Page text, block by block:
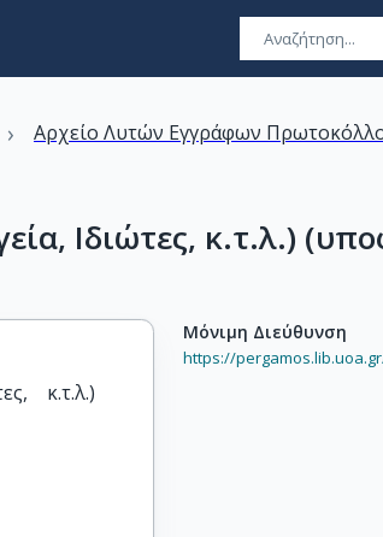
› Αρχείο Λυτών Εγγράφων
Ιδιώτες, κ.τ.λ.)
κ.τ.λ.)
Μόνιμη Διεύθυνση
https://